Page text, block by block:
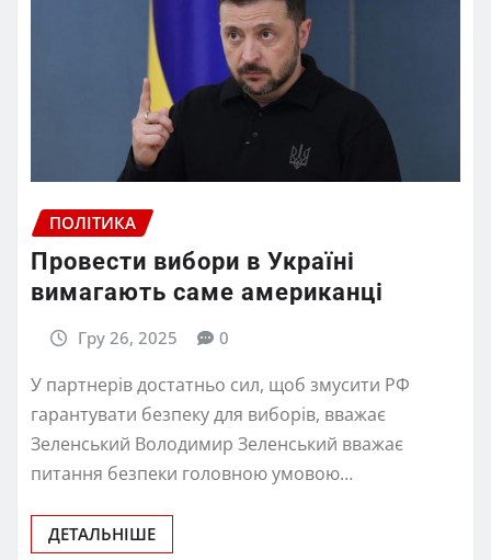
ПОЛІТИКА
Провести вибори в Україні
вимагають саме американці
Гру 26, 2025 0
У партнерів достатньо сил, щоб змусити РФ
гарантувати безпеку для виборів, вважає
Зеленський Володимир Зеленський вважає
питання безпеки головною умовою…
ДЕТАЛЬНІШЕ